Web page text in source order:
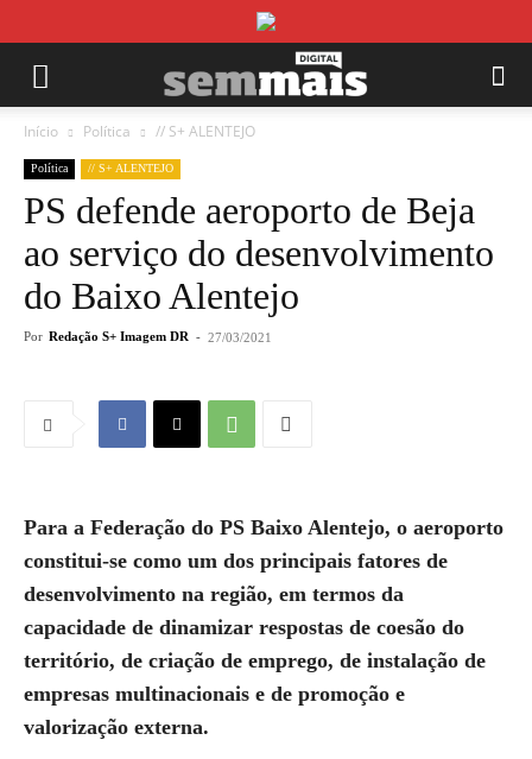
Início Política // S+ ALENTEJO
Política // S+ ALENTEJO
PS defende aeroporto de Beja
ao serviço do desenvolvimento
do Baixo Alentejo
Por Redação S+ Imagem DR - 27/03/2021
Para a Federação do PS Baixo Alentejo, o aeroporto
constitui-se como um dos principais fatores de
desenvolvimento na região, em termos da
capacidade de dinamizar respostas de coesão do
território, de criação de emprego, de instalação de
empresas multinacionais e de promoção e
valorização externa.